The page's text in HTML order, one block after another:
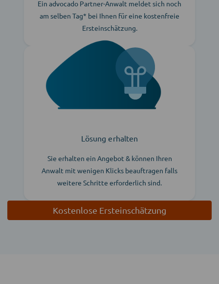
Ein advocado Partner-Anwalt meldet sich noch
am selben Tag* bei Ihnen für eine kostenfreie
Ersteinschätzung.
Lösung erhalten
Sie erhalten ein Angebot & können Ihren
Anwalt mit wenigen Klicks beauftragen falls
weitere Schritte erforderlich sind.
Kostenlose Ersteinschätzung